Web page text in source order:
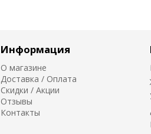
Информация
О магазине
Доставка / Оплата
Скидки / Акции
Отзывы
Контакты